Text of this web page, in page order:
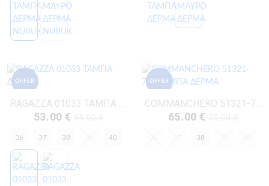
OFFER
RAGAZZA 01033 ΤΑΜΠΑ ΔΕΡΜΑ
53.00 €
36 37 38 40
OFFER
COMMANCHERO 51321-726 ΤΑΜΠΑ ΔΕΡΜΑ
65.00 €
38